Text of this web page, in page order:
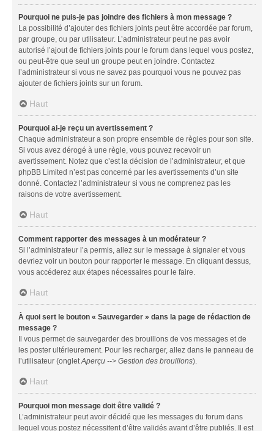
Pourquoi ne puis-je pas joindre des fichiers à mon message ?
La possibilité d’ajouter des fichiers joints peut être accordée par forum,
par groupe, ou par utilisateur. L’administrateur peut ne pas avoir
autorisé l’ajout de fichiers joints pour le forum dans lequel vous postez,
ou peut-être que seul un groupe peut en joindre. Contactez
l’administrateur si vous ne savez pas pourquoi vous ne pouvez pas
ajouter de fichiers joints sur un forum.
Haut
Pourquoi ai-je reçu un avertissement ?
Chaque administrateur a son propre ensemble de règles pour son site.
Si vous avez dérogé à une règle, vous pouvez recevoir un
avertissement. Notez que c’est la décision de l’administrateur, et que
phpBB Limited n’est pas concerné par les avertissements d’un site
donné. Contactez l’administrateur si vous ne comprenez pas les
raisons de votre avertissement.
Haut
Comment rapporter des messages à un modérateur ?
Si l’administrateur l’a permis, allez sur le message à signaler et vous
devriez voir un bouton pour rapporter le message. En cliquant dessus,
vous accéderez aux étapes nécessaires pour le faire.
Haut
À quoi sert le bouton « Sauvegarder » dans la page de rédaction de
message ?
Il vous permet de sauvegarder des brouillons de vos messages et de
les poster ultérieurement. Pour les recharger, allez dans le panneau de
l’utilisateur (onglet Aperçu --> Gestion des brouillons).
Haut
Pourquoi mon message doit être validé ?
L’administrateur peut avoir décidé que les messages du forum dans
lequel vous postez nécessitent d’être validés avant d’être publiés. Il est